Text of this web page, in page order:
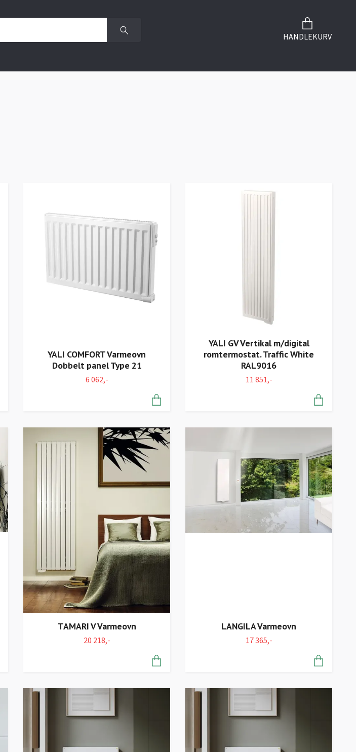
HANDLEKURV
YALI COMFORT Varmeovn
Dobbelt panel Type 21
6 062,-
YALI GV Vertikal m/digital
romtermostat. Traffic White
RAL9016
11 851,-
TAMARI V Varmeovn
20 218,-
LANGILA Varmeovn
17 365,-